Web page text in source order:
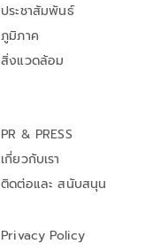
ประชาสัมพันธ์
ภูมิภาค
สิ่งแวดล้อม
PR & PRESS
เกี่ยวกับเรา
ติดต่อและ สนับสนุน
Privacy Policy